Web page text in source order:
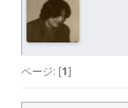
ページ: [1]